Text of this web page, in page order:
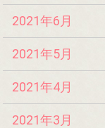
2021年6月
2021年5月
2021年4月
2021年3月